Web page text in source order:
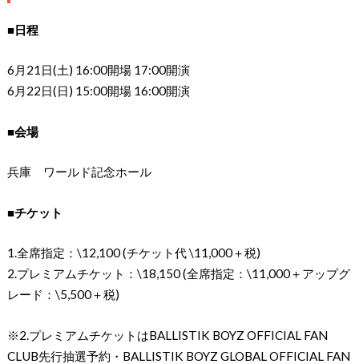
■日程
6月21日(土) 16:00開場 17:00開演
6月22日(日) 15:00開場 16:00開演
■会場
兵庫 ワールド記念ホール
■チケット
1.全席指定：\12,100 (チケット代 \11,000＋税)
2.プレミアムチケット：\18,150 (全席指定：\11,000＋アップグ
レード：\5,500＋税)
※2.プレミアムチケットはBALLISTIK BOYZ OFFICIAL FAN
CLUB先⾏抽選予約・BALLISTIK BOYZ GLOBAL OFFICIAL FAN